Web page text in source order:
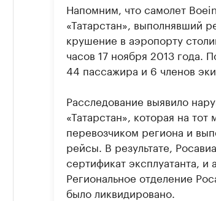
Напомним, что самолет
«Татарстан», выполнявший
крушение в аэропорту
часов 17 ноября 2013 года.
44 пассажира и 6 членов
Расследование выявило
«Татарстан», которая на
перевозчиком региона и
рейсы. В результате,
сертификат эксплуатанта, и
Региональное отделение
было ликвидировано.